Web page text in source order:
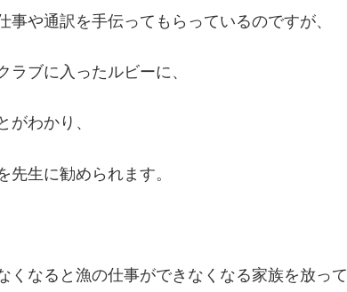
事や通訳を手伝ってもらっているのですが、
ラブに入ったルビーに、
がわかり、
先生に勧められます。
くなると漁の仕事ができなくなる家族を放って